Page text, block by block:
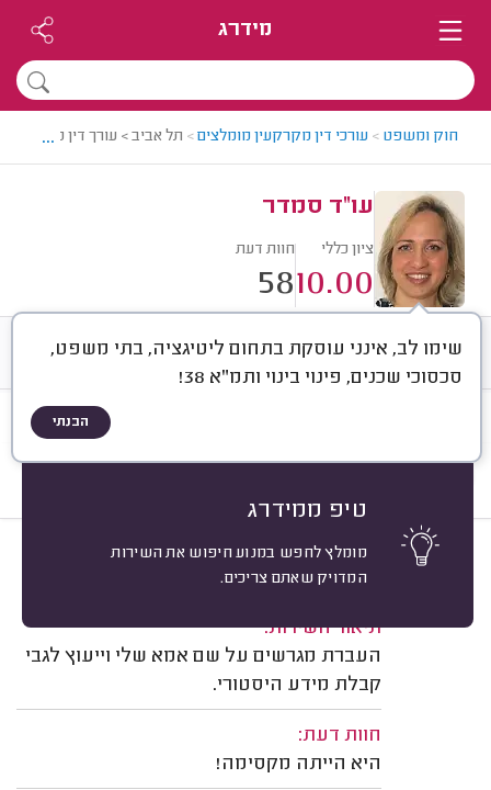
מידרג
חוק ומשפט > עורכי דין מקרקעין מומלצים> תל אביב > עורך דין ...
עו"ד סמדר
ציון כללי
10.00
חוות דעת
58
שימו לב, אינני עוסקת בתחום ליטיגציה, בתי משפט,
סכסוכי שכנים, פינוי בינוי ותמ"א 38!
הבנתי
טיפ ממידרג
מומלץ לחפש במנוע חיפוש את השירות
המדויק שאתם צריכים.
חוות דעת ממוצע רישוי ותעודות
רותי זילברברג, תל אביב.
משוב: 06/04/2026
תיאור השירות:
העברת מגרשים על שם אמא שלי וייעוץ לגבי
קבלת מידע היסטורי.
חוות דעת:
היא הייתה מקסימה!
10